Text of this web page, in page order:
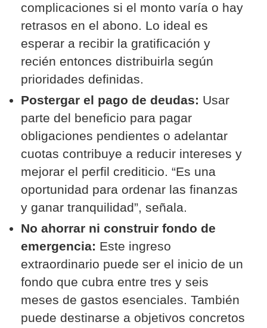
complicaciones si el monto varía o hay
retrasos en el abono. Lo ideal es
esperar a recibir la gratificación y
recién entonces distribuirla según
prioridades definidas.
Postergar el pago de deudas: Usar
parte del beneficio para pagar
obligaciones pendientes o adelantar
cuotas contribuye a reducir intereses y
mejorar el perfil crediticio. “Es una
oportunidad para ordenar las finanzas
y ganar tranquilidad”, señala.
No ahorrar ni construir fondo de
emergencia: Este ingreso
extraordinario puede ser el inicio de un
fondo que cubra entre tres y seis
meses de gastos esenciales. También
puede destinarse a objetivos concretos